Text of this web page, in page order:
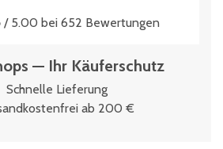
/ 5.00 bei 652 Bewertungen
— Ihr Käuferschutz
Schnelle Lieferung
ab 200 €